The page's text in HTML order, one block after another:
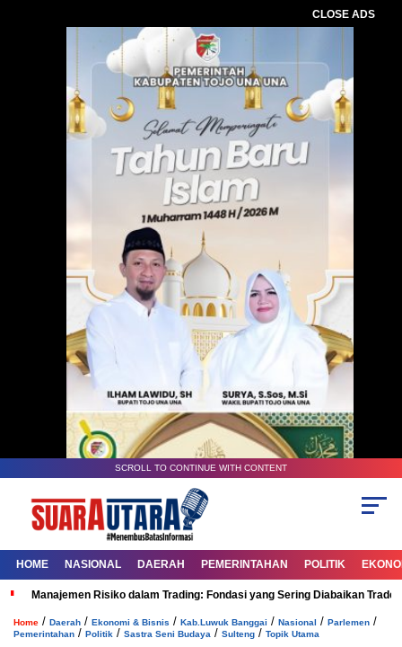
CLOSE ADS
SCROLL TO CONTINUE WITH CONTENT
HOME NASIONAL DAERAH PEMERINTAHAN POLITIK
Manajemen Risiko dalam Trading: Fondasi yang Sering Diabaikan
Home / Daerah / Ekonomi & Bisnis / Kab.Luwuk Banggai / Nasional / Parlemen /
Pemerintahan / Politik / Sastra Seni Budaya / Sulteng / Topik Utama